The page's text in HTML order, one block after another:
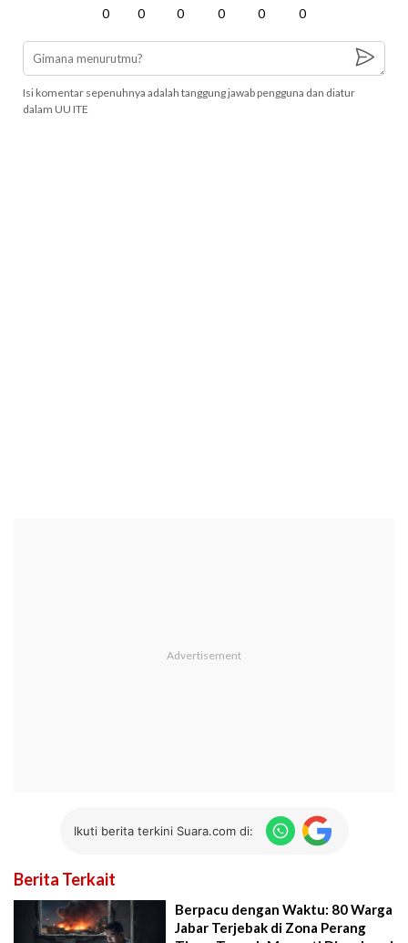
0 0 0 0 0 0
Isi komentar sepenuhnya adalah tanggung jawab pengguna dan diatur
dalam UU ITE
Ikuti berita terkini Suara.com di:
Berita Terkait
Berpacu dengan Waktu: 80 Warga
Jabar Terjebak di Zona Perang